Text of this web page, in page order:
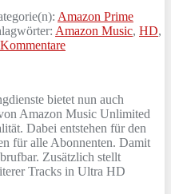
Amazon Prime
Amazon Music, HD,
bietet nun auch
Amazon Music Unlimited
Dabei entstehen für den
für alle Abonnenten. Damit
Zusätzlich stellt
Tracks in Ultra HD